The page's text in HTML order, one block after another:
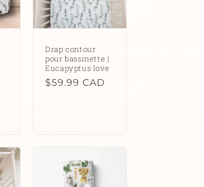
Drap contour
pour bassinette |
Eucapyptus love
Prix
$59.99 CAD